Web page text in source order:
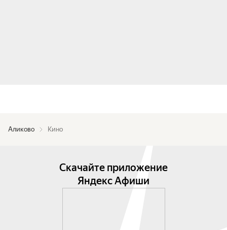
Аликово Кино
Скачайте приложение
Яндекс Афиши